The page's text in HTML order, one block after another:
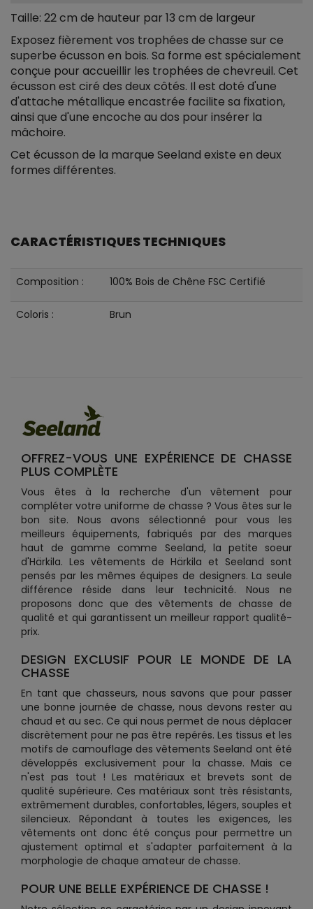
Taille: 22 cm de hauteur par 13 cm de largeur
Exposez fièrement vos trophées de chasse sur ce
superbe écusson en bois. Sa forme est spécialement
conçue pour accueillir les trophées de chevreuil. Cet
écusson est ciré des deux côtés. Il est doté d'une
d'attache métallique encastrée facilite sa fixation,
ainsi que d'une encoche au dos pour insérer la
mâchoire.
Cet écusson de la marque Seeland existe en deux
formes différentes.
CARACTÉRISTIQUES TECHNIQUES
Composition : 100% Bois de Chêne FSC Certifié
Coloris : Brun
OFFREZ-VOUS UNE EXPÉRIENCE DE CHASSE
PLUS COMPLÈTE
Vous êtes à la recherche d'un vêtement pour
compléter votre uniforme de chasse ? Vous êtes sur le
bon site. Nous avons sélectionné pour vous les
meilleurs équipements, fabriqués par des marques
haut de gamme comme Seeland, la petite soeur
d'Härkila. Les vêtements de Härkila et Seeland sont
pensés par les mêmes équipes de designers. La seule
différence réside dans leur technicité. Nous ne
proposons donc que des vêtements de chasse de
qualité et qui garantissent un meilleur rapport qualité-
prix.
DESIGN EXCLUSIF POUR LE MONDE DE LA
CHASSE
En tant que chasseurs, nous savons que pour passer
une bonne journée de chasse, nous devons rester au
chaud et au sec. Ce qui nous permet de nous déplacer
discrètement pour ne pas être repérés. Les tissus et les
motifs de camouflage des vêtements Seeland ont été
développés exclusivement pour la chasse. Mais ce
n'est pas tout ! Les matériaux et brevets sont de
qualité supérieure. Ces matériaux sont très résistants,
extrêmement durables, confortables, légers, souples et
silencieux. Répondant à toutes les exigences, les
vêtements ont donc été conçus pour permettre un
ajustement optimal et s'adapter parfaitement à la
morphologie de chaque amateur de chasse.
POUR UNE BELLE EXPÉRIENCE DE CHASSE !